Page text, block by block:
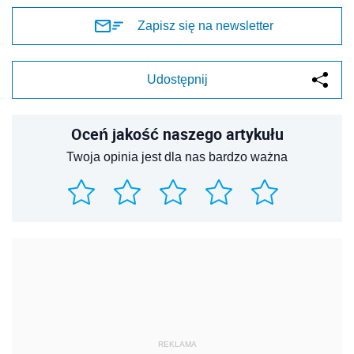
Zapisz się na newsletter
Udostępnij
Oceń jakość naszego artykułu
Twoja opinia jest dla nas bardzo ważna
REKLAMA